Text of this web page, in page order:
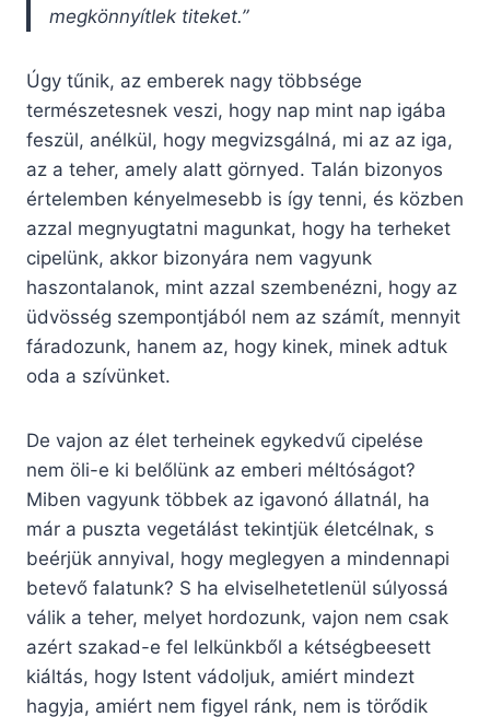
megkönnyítlek titeket.”
Úgy tűnik, az emberek nagy többsége
természetesnek veszi, hogy nap mint nap igába
feszül, anélkül, hogy megvizsgálná, mi az az iga,
az a teher, amely alatt görnyed. Talán bizonyos
értelemben kényelmesebb is így tenni, és közben
azzal megnyugtatni magunkat, hogy ha terheket
cipelünk, akkor bizonyára nem vagyunk
haszontalanok, mint azzal szembenézni, hogy az
üdvösség szempontjából nem az számít, mennyit
fáradozunk, hanem az, hogy kinek, minek adtuk
oda a szívünket.
De vajon az élet terheinek egykedvű cipelése
nem öli-e ki belőlünk az emberi méltóságot?
Miben vagyunk többek az igavonó állatnál, ha
már a puszta vegetálást tekintjük életcélnak, s
beérjük annyival, hogy meglegyen a mindennapi
betevő falatunk? S ha elviselhetetlenül súlyossá
válik a teher, melyet hordozunk, vajon nem csak
azért szakad-e fel lelkünkből a kétségbeesett
kiáltás, hogy Istent vádoljuk, amiért mindezt
hagyja, amiért nem figyel ránk, nem is törődik